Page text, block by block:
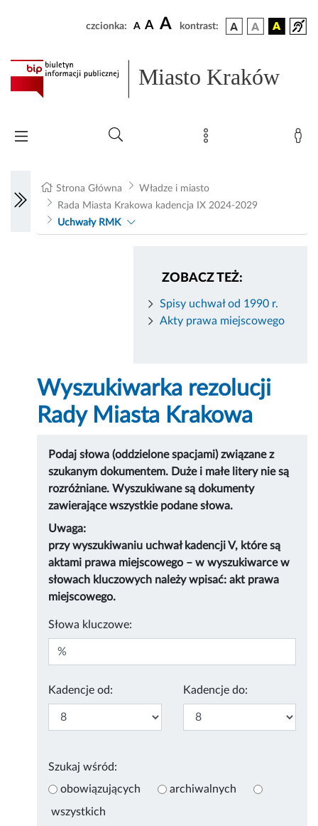
czcionka: A A A kontrast:
Miasto Kraków
Strona Główna
Władze i miasto
Rada Miasta Krakowa kadencja IX 2024-2029
Uchwały RMK
ZOBACZ TEŻ:
Spisy uchwał od 1990 r.
Akty prawa miejscowego
Wyszukiwarka rezolucji
Rady Miasta Krakowa
Podaj słowa (oddzielone spacjami) związane z
szukanym dokumentem. Duże i małe litery nie są
rozróżniane. Wyszukiwane są dokumenty
zawierające wszystkie podane słowa.
Uwaga:
przy wyszukiwaniu uchwał kadencji V, które są
aktami prawa miejscowego – w wyszukiwarce w
słowach kluczowych należy wpisać: akt prawa
miejscowego.
Słowa kluczowe:
Kadencje od: Kadencje do:
Szukaj wśród:
obowiązujących
archiwalnych
wszystkich